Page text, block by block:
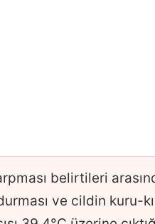
belirtileri
ve cildin kuru-